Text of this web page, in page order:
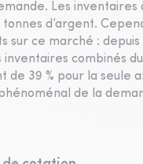
Les inventaires
tonnes d’argent.
sur ce marché :
combinés
de 39 % pour la
de la